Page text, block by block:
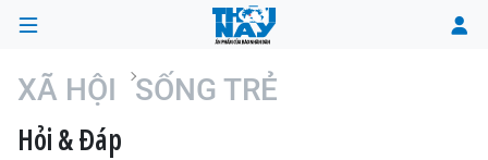
TRANG CHỦ
XÃ HỘI SỐNG TRẺ
Hỏi & Đáp